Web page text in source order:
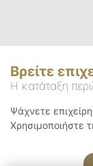
Βρείτε
Η κατάταξη
Ψάχνετε
Χρησιμοποιήστε